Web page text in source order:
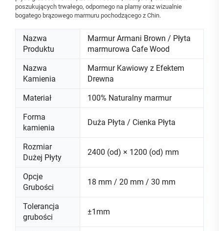
poszukujących trwałego, odpornego na plamy oraz wizualnie
bogatego brązowego marmuru pochodzącego z Chin.
Nazwa
Produktu
Marmur Armani Brown / Płyta
marmurowa Cafe Wood
Nazwa
Kamienia
Marmur Kawiowy z Efektem
Drewna
Materiał 100% Naturalny marmur
Forma
kamienia
Duża Płyta / Cienka Płyta
Rozmiar
Dużej Płyty
2400 (od) × 1200 (od) mm
Opcje
Grubości
18 mm / 20 mm / 30 mm
Tolerancja
grubości
±1mm